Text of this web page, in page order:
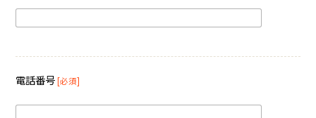
電話番号[必須]